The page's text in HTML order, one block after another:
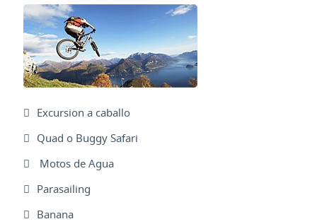
Excursion a caballo
Quad o Buggy Safari
Motos de Agua
Parasailing
Banana